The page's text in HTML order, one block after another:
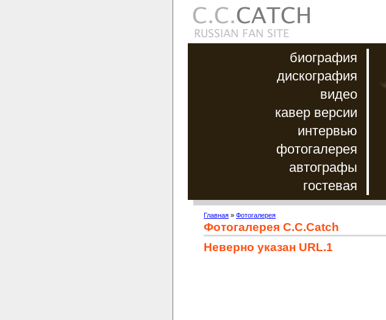
биография
дискография
видео
кавер версии
интервью
фотогалерея
автографы
гостевая
Главная » Фотогалерея
Фотогалерея C.C.Catch
Неверно указан URL.1